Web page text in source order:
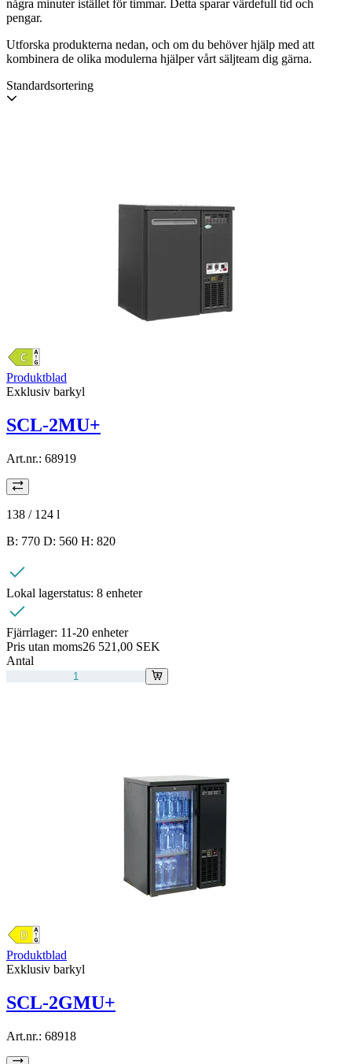
några minuter istället för timmar. Detta sparar värdefull tid och
pengar.
Utforska produkterna nedan, och om du behöver hjälp med att
kombinera de olika modulerna hjälper vårt säljteam dig gärna.
Standardsortering
Produktblad
Exklusiv barkyl
SCL-2MU+
Art.nr.: 68919
138 / 124 l
B: 770 D: 560 H: 820
Lokal lagerstatus: 8 enheter
Fjärrlager: 11-20 enheter
Pris utan moms26 521,00 SEK
Antal
Produktblad
Exklusiv barkyl
SCL-2GMU+
Art.nr.: 68918